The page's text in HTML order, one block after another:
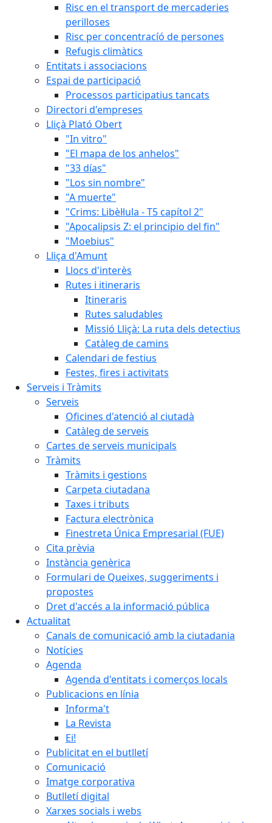
Risc en el transport de mercaderies
perilloses
Risc per concentracíó de persones
Refugis climàtics
Entitats i associacions
Espai de participació
Processos participatius tancats
Directori d'empreses
Lliçà Plató Obert
"In vitro"
"El mapa de los anhelos"
"33 días"
"Los sin nombre"
"A muerte"
"Crims: Libèl·lula - T5 capítol 2"
"Apocalipsis Z: el principio del fin"
"Moebius"
Lliça d'Amunt
Llocs d'interès
Rutes i itineraris
Itineraris
Rutes saludables
Missió Lliçà: La ruta dels detectius
Catàleg de camins
Calendari de festius
Festes, fires i activitats
Serveis i Tràmits
Serveis
Oficines d'atenció al ciutadà
Catàleg de serveis
Cartes de serveis municipals
Tràmits
Tràmits i gestions
Carpeta ciutadana
Taxes i tributs
Factura electrònica
Finestreta Única Empresarial (FUE)
Cita prèvia
Instància genèrica
Formulari de Queixes, suggeriments i
propostes
Dret d'accés a la informació pública
Actualitat
Canals de comunicació amb la ciutadania
Notícies
Agenda
Agenda d'entitats i comerços locals
Publicacions en línia
Informa't
La Revista
Ei!
Publicitat en el butlletí
Comunicació
Imatge corporativa
Butlletí digital
Xarxes socials i webs